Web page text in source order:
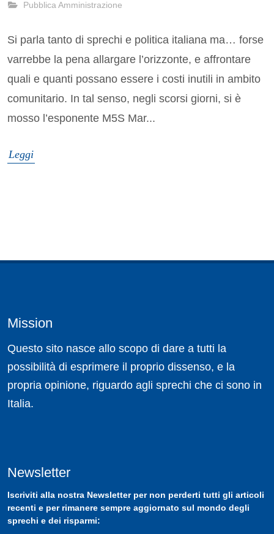
Pubblica Amministrazione
Si parla tanto di sprechi e politica italiana ma… forse
varrebbe la pena allargare l’orizzonte, e affrontare
quali e quanti possano essere i costi inutili in ambito
comunitario. In tal senso, negli scorsi giorni, si è
mosso l’esponente M5S Mar...
Leggi
Mission
Questo sito nasce allo scopo di dare a tutti la
possibilità di esprimere il proprio dissenso, e la
propria opinione, riguardo agli sprechi che ci sono in
Italia.
Newsletter
Iscriviti alla nostra Newsletterper non perderti tutti gli articoli
recenti e per rimanere sempre aggiornato sul mondo degli
sprechi e dei risparmi: